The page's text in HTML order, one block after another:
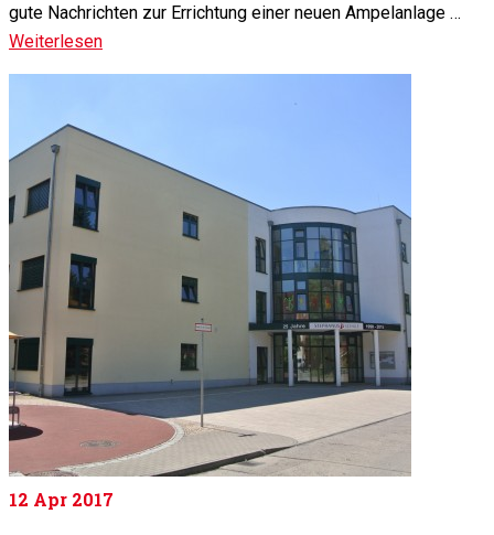
gute Nachrichten zur Errichtung einer neuen Ampelanlage …
Weiterlesen
12 Apr 2017